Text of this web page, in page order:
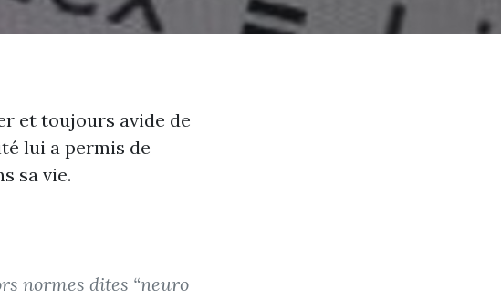
et toujours avide de
lui a permis de
sa vie.
normes dites “neuro